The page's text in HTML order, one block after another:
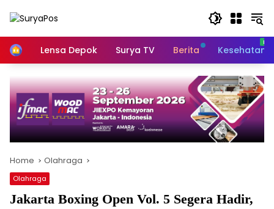
HomeLensa Depok Surya TV Berita Kesehatan
Home Olahraga
Olahraga
Jakarta Boxing Open Vol. 5 Segera Hadir,